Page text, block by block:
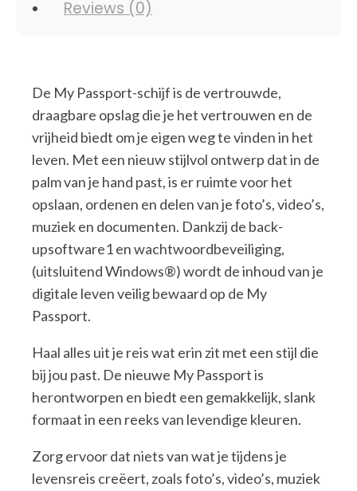
Reviews (0)
De My Passport-schijf is de vertrouwde,
draagbare opslag die je het vertrouwen en de
vrijheid biedt om je eigen weg te vinden in het
leven. Met een nieuw stijlvol ontwerp dat in de
palm van je hand past, is er ruimte voor het
opslaan, ordenen en delen van je foto’s, video’s,
muziek en documenten. Dankzij de back-
upsoftware1 en wachtwoordbeveiliging,
(uitsluitend Windows®) wordt de inhoud van je
digitale leven veilig bewaard op de My
Passport.
Haal alles uit je reis wat erin zit met een stijl die
bij jou past. De nieuwe My Passport is
herontworpen en biedt een gemakkelijk, slank
formaat in een reeks van levendige kleuren.
Zorg ervoor dat niets van wat je tijdens je
levensreis creëert, zoals foto’s, video’s, muziek